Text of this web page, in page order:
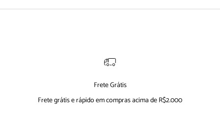
Frete Grátis
Frete grátis e rápido em compras acima de R$2.000